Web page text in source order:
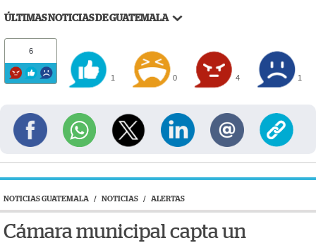
ÚLTIMAS NOTICIAS DE GUATEMALA
6
1 0 4 1
NOTICIAS GUATEMALA / NOTICIAS / ALERTAS
Cámara municipal capta un